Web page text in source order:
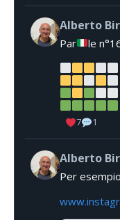
Alberto
Par le
7 1
Alberto
Per